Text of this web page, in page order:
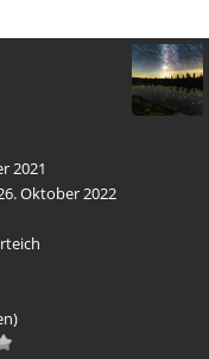
2021
Oktober 2022